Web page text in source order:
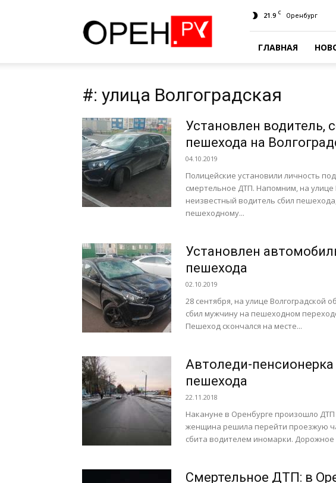
21.9 C Оренбург
ГЛАВНАЯ
#: улица Волгоградская
Установлен водитель,
пешехода на
04.10.2019
Полицейские установили личность
смертельное ДТП. Напомним, на улице
неизвестный водитель сбил
пешеходному...
Установлен
пешехода
02.10.2019
28 сентября, на улице Волгоградской
сбил мужчину на пешеходном
Пешеход скончался на месте...
Автоледи-
пешехода
22.11.2018
Накануне в Оренбурге произошло
женщина решила перейти проезжую
сбита водителем иномарки.
Смертельное ДТП: в